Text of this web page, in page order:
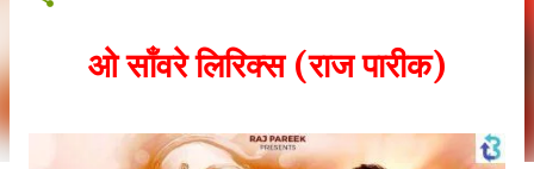
ओ साँवरे लिरिक्स (राज पारीक)